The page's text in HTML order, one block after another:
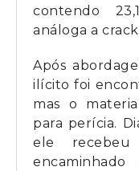
contendo
análoga a
Após
ilícito foi
mas o
para perícia.
ele